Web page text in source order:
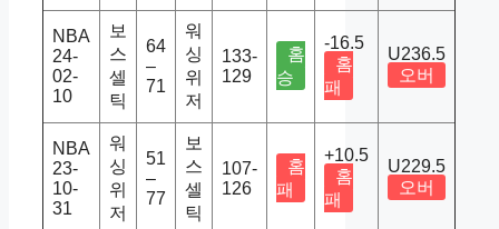
NBA
24-
02-
10
보
스
셀
틱
64
–
71
워
싱
위
저
133-
129
홈
승
-16.5
홈
패
U236.5
오버
NBA
23-
10-
31
워
싱
위
저
51
–
77
보
스
셀
틱
107-
126
홈
패
+10.5
홈
패
U229.5
오버